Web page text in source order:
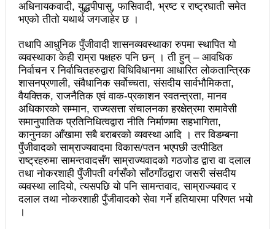
राममाया च्यामिनीसँग दशरथ चन्दको अनुरोध – प्रेमविनोद नन्दन
चलचित्र विकास बोर्डका नवनियुक्त सदस्य गणेश सुवेदीलाई
आइएनएनएफद्वारा सम्मान
एनआरएनए बेलायतको अध्यक्षमा जिलिङका पुडासैनी
महानगर यातायातले थप्यो १२ वटा विद्युतीय बस
गणेश पण्डितको कवितासङ्ग्रह कालापानी लोकार्पण
फोहोरमैला व्यवस्थापन संघ नेपालको अध्यक्षमा नुवाकोटका घिमिरे
निर्वाचित
अधिनायकवादी, युद्धपीपासु, फासिवादी, भ्रष्ट र राष्ट्रघाती समेत
भएको तीतो यथार्थ जगजाहेर छ ।
तथापि आधुनिक पुँजीवादी शासनव्यवस्थाका रुपमा स्थापित यो
व्यवस्थाका केही राम्रा पक्षहरु पनि छन् । ती हुन् – आवधिक
निर्वाचन र निर्वाचितहरुद्वारा विधिविधानमा आधारित लोकतान्त्रिक
शासनप्रणाली, संवैधानिक सर्वोच्चता, संसदीय सार्वभौमिकता,
वैयक्तिक, राजनैतिक एवं वाक-प्रकाशन स्वतन्त्रता, मानव
अधिकारको सम्मान, राज्यसत्ता संचालनका हरक्षेत्रमा समावेसी
समानुपातिक प्रतिनिधित्वद्वारा नीति निर्माणमा सहभागिता,
कानुनका आँखामा सबै बराबरको व्यवस्था आदि । तर विडम्बना
पुँजीवादको साम्राज्यवादमा विकास/पतन भएपछी उत्पीडित
राष्ट्रहरुमा सामन्तवादसँग साम्राज्यवादको गठजोड द्वारा वा दलाल
तथा नोकरशाही पुँजीपती वर्गसँको साँठगाँठद्वारा जसरी संसदीय
व्यवस्था लादियो, त्यसपछि यो पनि सामन्तवाद, साम्राज्यवाद र
दलाल तथा नोकरशाही पुँजीवादको सेवा गर्ने हतियारमा परिणत भयो
।